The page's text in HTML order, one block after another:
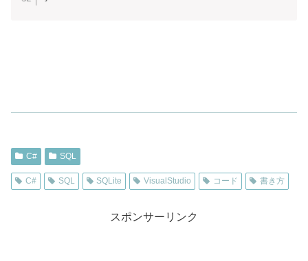
C# SQL
C# SQL SQLite VisualStudio コード 書き方
スポンサーリンク